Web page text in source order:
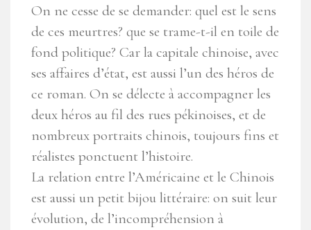
On ne cesse de se demander: quel est le sens
de ces meurtres? que se trame-t-il en toile de
fond politique? Car la capitale chinoise, avec
ses affaires d’état, est aussi l’un des héros de
ce roman. On se délecte à accompagner les
deux héros au fil des rues pékinoises, et de
nombreux portraits chinois, toujours fins et
réalistes ponctuent l’histoire.
La relation entre l’Américaine et le Chinois
est aussi un petit bijou littéraire: on suit leur
évolution, de l’incompréhension à